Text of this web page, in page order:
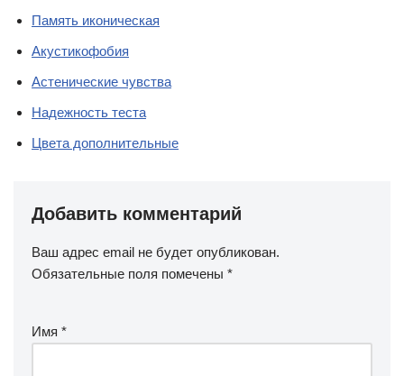
Память иконическая
Акустикофобия
Астенические чувства
Надежность теста
Цвета дополнительные
Добавить комментарий
Ваш адрес email не будет опубликован.
Обязательные поля помечены *
Имя *